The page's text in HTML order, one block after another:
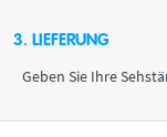
3. LIEFERUNG
Geben Sie Ihre